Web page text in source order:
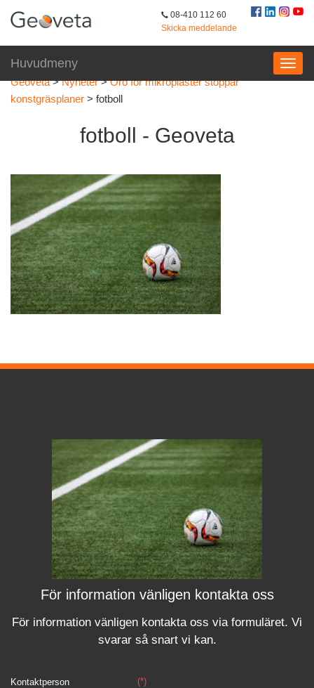
08-410 112 60
Skicka meddelande
Huvudmeny
Geoveta>Nyheter>Oro för mikroplaster stoppar
konstgräsplaner > fotboll
fotboll - Geoveta
För information vänligen kontakta oss
För information vänligen kontakta oss via formuläret. Vi
svararså snart vi kan.
Kontaktperson (*)